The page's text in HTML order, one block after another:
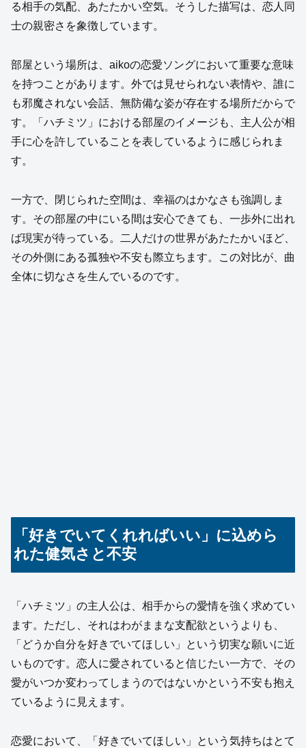
る相手の気配、あたたかい空気。そうした描写は、恋人同
士の親密さを象徴しています。
部屋という場所は、aikoの恋愛ソングにおいて重要な意味
を持つことがあります。外では見せられない表情や、誰に
も邪魔されない会話、無防備な姿が存在する場所だからで
す。「ハチミツ」における部屋のイメージも、主人公が相
手に心を許していることを表しているように感じられま
す。
一方で、閉じられた空間は、幸福のはかなさも強調しま
す。その部屋の中にいる間は安心できても、一歩外に出れ
ば現実が待っている。二人だけの世界があたたかいほど、
その外側にある孤独や不安も際立ちます。この対比が、曲
全体に切なさを生んでいるのです。
「好きでいてくれればいい」に込めら
れた健気さと不安
「ハチミツ」の主人公は、相手からの愛情を強く求めてい
ます。ただし、それはわがままな支配欲というよりも、
「どうか自分を好きでいてほしい」という切実な願いに近
いものです。恋人に愛されていると信じたい一方で、その
愛がいつか変わってしまうのではないかという不安も抱え
ているように見えます。
恋愛において、「好きでいてほしい」という気持ちはとて